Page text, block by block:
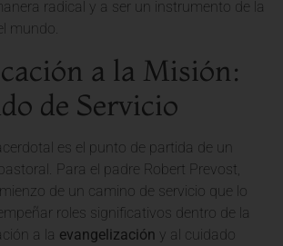
radical y a ser un instrumento de la
mundo.
a la Misión:
de Servicio
es el punto de partida de un
Para el padre Robert Prevost,
de un camino de servicio que lo
roles significativos dentro de la
a la evangelización y al cuidado